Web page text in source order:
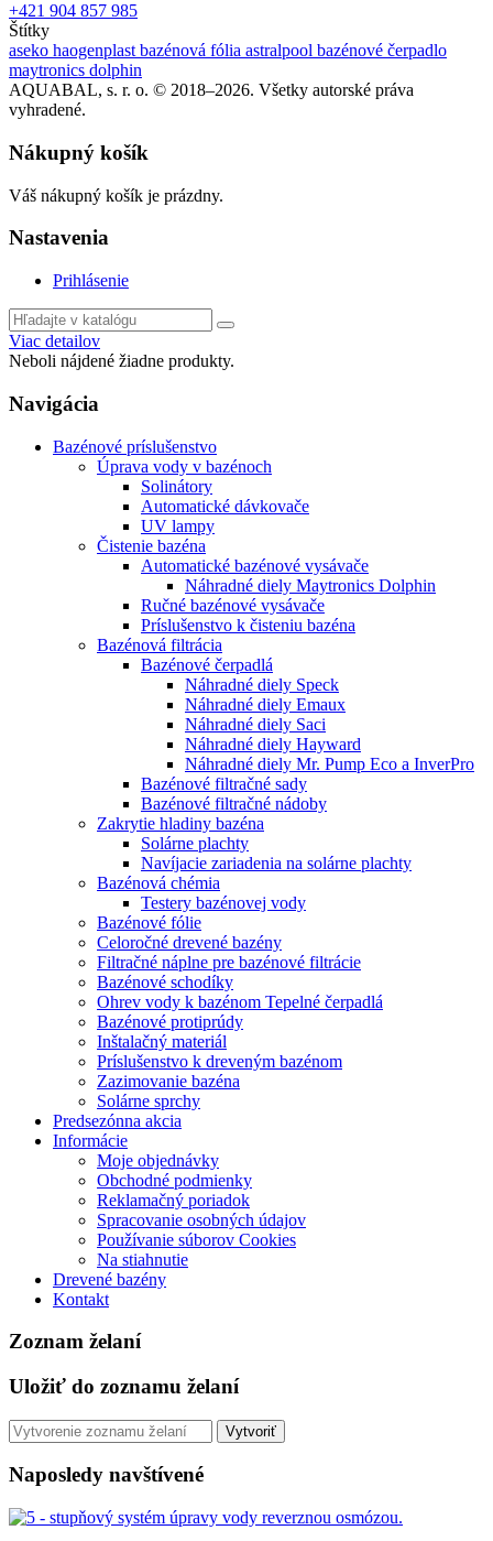
+421 904 857 985
Štítky
aseko haogenplast bazénová fólia astralpool bazénové čerpadlo
maytronics dolphin
AQUABAL, s. r. o. © 2018–2026. Všetky autorské práva
vyhradené.
Nákupný košík
Váš nákupný košík je prázdny.
Nastavenia
Prihlásenie
Viac detailov
Neboli nájdené žiadne produkty.
Navigácia
Bazénové príslušenstvo
Úprava vody v bazénoch
Solinátory
Automatické dávkovače
UV lampy
Čistenie bazéna
Automatické bazénové vysávače
Náhradné diely Maytronics Dolphin
Ručné bazénové vysávače
Príslušenstvo k čisteniu bazéna
Bazénová filtrácia
Bazénové čerpadlá
Náhradné diely Speck
Náhradné diely Emaux
Náhradné diely Saci
Náhradné diely Hayward
Náhradné diely Mr. Pump Eco a InverPro
Bazénové filtračné sady
Bazénové filtračné nádoby
Zakrytie hladiny bazéna
Solárne plachty
Navíjacie zariadenia na solárne plachty
Bazénová chémia
Testery bazénovej vody
Bazénové fólie
Celoročné drevené bazény
Filtračné náplne pre bazénové filtrácie
Bazénové schodíky
Ohrev vody k bazénom Tepelné čerpadlá
Bazénové protiprúdy
Inštalačný materiál
Príslušenstvo k dreveným bazénom
Zazimovanie bazéna
Solárne sprchy
Predsezónna akcia
Informácie
Moje objednávky
Obchodné podmienky
Reklamačný poriadok
Spracovanie osobných údajov
Používanie súborov Cookies
Na stiahnutie
Drevené bazény
Kontakt
Zoznam želaní
Uložiť do zoznamu želaní
Vytvoriť
Naposledy navštívené